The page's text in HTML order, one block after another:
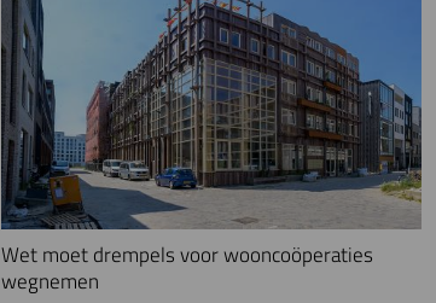
Wet moet drempels voor wooncoöperaties
wegnemen